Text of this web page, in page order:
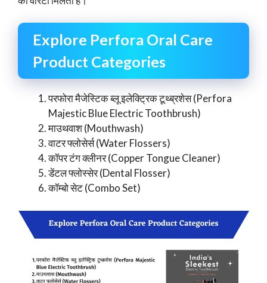
Explore Perfora Oral Care
Product Categories
परफोरा मैजेस्टिक ब्लू इलेक्ट्रिक टूथ्ब्रशेस (Perfora
Majestic Blue Electric Toothbrush)
माउथवाश (Mouthwash)
वाटर फ्लोसेर्स (Water Flossers)
कॉपर टंग क्लीनर (Copper Tongue Cleaner)
डेंटल फ्लोस्सेर (Dental Flosser)
कॉम्बो सेट (Combo Set)